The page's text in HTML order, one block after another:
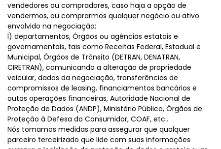
vendedores ou compradores, caso haja a opção de
vendermos, ou comprarmos qualquer negócio ou ativo
envolvido na negociação;
l) departamentos, Órgãos ou agências estatais e
governamentais, tais como Receitas Federal, Estadual e
Municipal, Órgãos de Trânsito (DETRAN, DENATRAN,
CIRETRAN), comunicando a alteração de propriedade
veicular, dados da negociação, transferências de
compromissos de leasing, financiamentos bancários e
outas operações financeiras, Autoridade Nacional de
Proteção de Dados (ANDP), Ministério Público, Órgãos de
Proteção à Defesa do Consumidor, COAF, etc..
Nós tomamos medidas para assegurar que qualquer
parceiro terceirizado que lide com suas informações